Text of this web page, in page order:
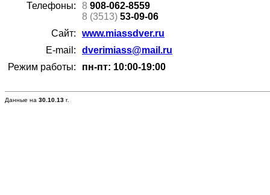
Телефоны:
8 908-062-8559
8 (3513) 53-09-06
Сайт:
www.miassdver.ru
E-mail:
dverimiass@mail.ru
Режим работы:
пн-пт: 10:00-19:00
Данные на 30.10.13 г.